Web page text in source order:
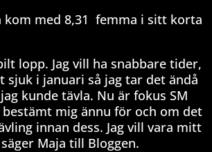
kom med 8,31 femma i sitt korta
lopp. Jag vill ha snabbare tider,
sjuk i januari så jag tar det ändå
kunde tävla. Nu är fokus SM
mig ännu för och om det
innan dess. Jag vill vara mitt
Maja till Bloggen.